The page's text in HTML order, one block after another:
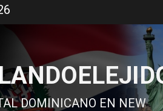
DOMINICANO EN NEW